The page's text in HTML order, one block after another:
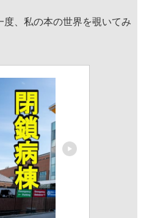
、私の本の世界を覗いてみ